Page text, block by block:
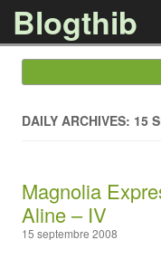
Blogthib
DAILY ARCHIVES: 15
Magnolia
Aline – IV
15 septembre 2008